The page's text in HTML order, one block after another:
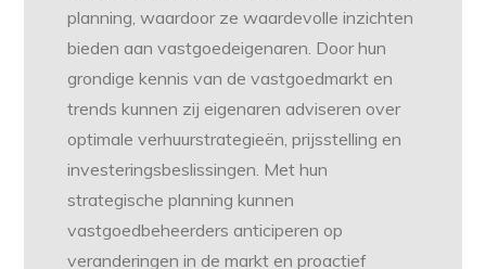
planning, waardoor ze waardevolle inzichten
bieden aan vastgoedeigenaren. Door hun
grondige kennis van de vastgoedmarkt en
trends kunnen zij eigenaren adviseren over
optimale verhuurstrategieën, prijsstelling en
investeringsbeslissingen. Met hun
strategische planning kunnen
vastgoedbeheerders anticiperen op
veranderingen in de markt en proactief